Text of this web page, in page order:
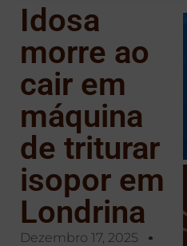
Idosa
morre ao
cair em
máquina
de triturar
isopor em
Londrina
Dezembro 17, 2025